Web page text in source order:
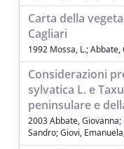
Carta della
Cagliari
1992 Mossa, L.;
Considerazioni
sylvatica L. e
peninsulare e
2003 Abbate,
Sandro; Giovi,